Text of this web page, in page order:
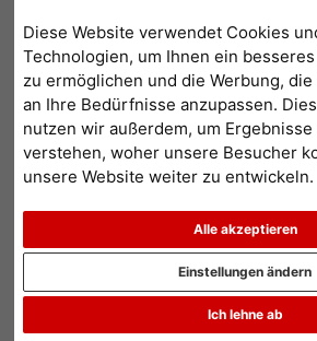
Diese Website verwendet Cookies
Technologien, um Ihnen ein
zu ermöglichen und die Werbung,
an Ihre Bedürfnisse anzupassen.
nutzen wir außerdem, um
verstehen, woher unsere Besucher
unsere Website weiter zu entwickeln.
Alle akzeptieren
Ich lehne ab
Einstellungen ändern
84,1x118,9 cm (A0)
Farbe: Eiche
Topseller